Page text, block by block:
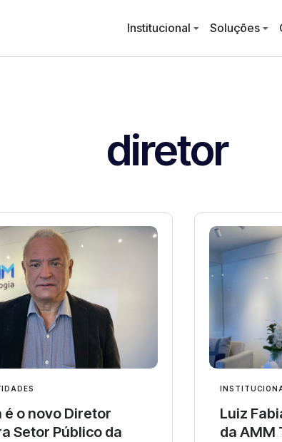
Institucional Soluções
diretor
é o novo Diretor
Setor Público da
Luiz
da AMM